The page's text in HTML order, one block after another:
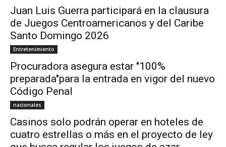
Juan Luis Guerra participará en la clausura
de Juegos Centroamericanos y del Caribe
Santo Domingo 2026
Entretenimiento
Procuradora asegura estar "100%
preparada"para la entrada en vigor del nuevo
Código Penal
nacionales
Casinos solo podrán operar en hoteles de
cuatro estrellas o más en el proyecto de ley